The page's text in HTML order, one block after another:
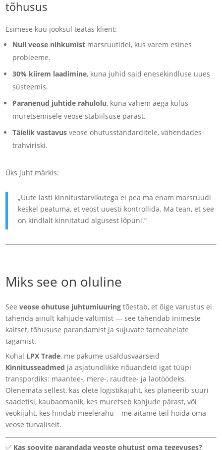
tõhusus
Esimese kuu jooksul teatas klient:
Null veose nihkumist marsruutidel, kus varem esines
probleeme.
30% kiirem laadimine, kuna juhid said enesekindluse uues
süsteemis.
Paranenud juhtide rahulolu, kuna vähem aega kulus
muretsemisele veose stabiilsuse pärast.
Täielik vastavus veose ohutusstandarditele, vähendades
trahviriski.
Üks juht märkis:
„Uute lasti kinnitustarvikutega ei pea ma enam marsruudi
keskel peatuma, et veost uuesti kontrollida. Ma tean, et see
on kindlalt kinnitatud algusest lõpuni.“
Miks see on oluline
Seeveose ohutuse juhtumiuuring tõestab, et õige varustus ei
tähenda ainult kahjude vältimist — see tähendab inimeste
kaitset, tõhususe parandamist ja sujuvate tarneahelate
tagamist.
Kohal LPX Trade, me pakume usaldusväärseid
Kinnitusseadmed ja asjatundlikke nõuandeid igat tüüpi
transpordiks: maantee-, mere-, raudtee- ja laotöödeks.
Olenemata sellest, kas olete logistikajuht, kes planeerib suuri
saadetisi, kaubaomanik, kes muretseb kahjude pärast, või
veokijuht, kes hindab meelerahu – me aitame teil hoida oma
veose turvaliselt.
✅ Kas soovite parandada veoste ohutust oma tegevuses?